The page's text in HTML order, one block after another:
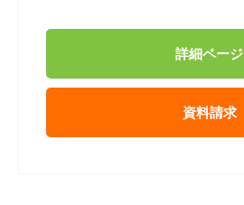
詳細ページ
資料請求